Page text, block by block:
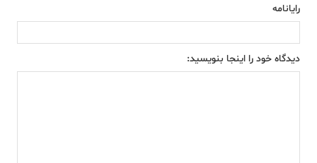
رایانامه
دیدگاه خود را اینجا بنویسید: